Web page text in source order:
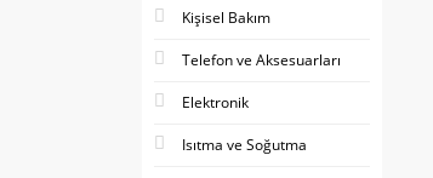
Kişisel Bakım
Telefon ve Aksesuarları
Elektronik
Isıtma ve Soğutma